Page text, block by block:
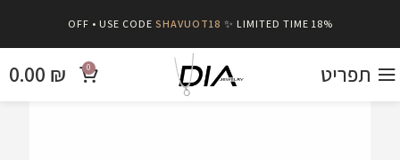
18% OFF • USE CODE
SHAVUOT18 ✨ LIMITED TIME
תפריט 0
0.00 ₪